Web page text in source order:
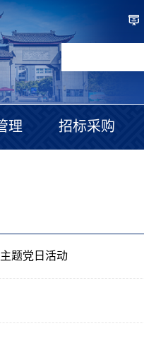
理 招标采购
题党日活动